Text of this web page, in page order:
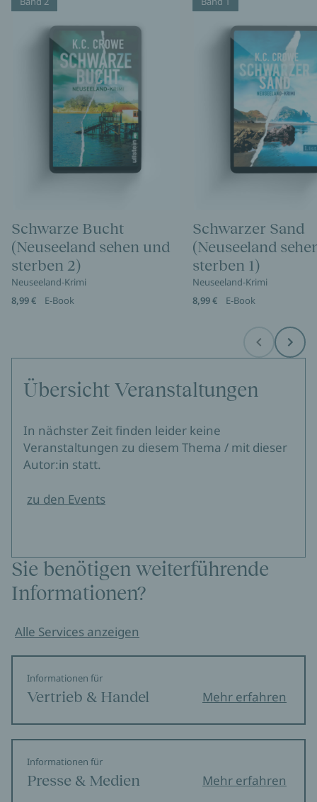
Schwarze Bucht
(Neuseeland sehen und
sterben 2)
Neuseeland-Krimi
8,99 €
E-Book
Schwarzer Sand
(Neuseeland
sterben 1)
Neuseeland-Krimi
8,99 €
E-Book
Before Next
Übersicht Veranstaltungen
In nächster Zeit finden leider keine
Veranstaltungen zu diesem Thema / mit dieser
Autor:in statt.
zu den Events
Sie benötigen weiterführende
Informationen?
Alle Services anzeigen
Informationen für
Vertrieb & Handel Mehr erfahren
Informationen für
Presse & Medien Mehr erfahren